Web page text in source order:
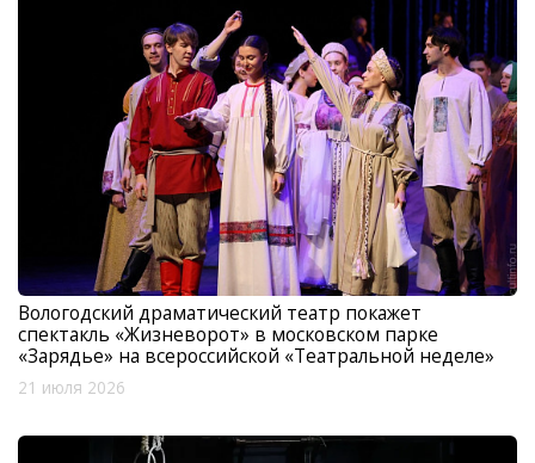
Вологодский драматический театр покажет
спектакль «Жизневорот» в московском парке
«Зарядье» на всероссийской «Театральной неделе»
21 июля 2026